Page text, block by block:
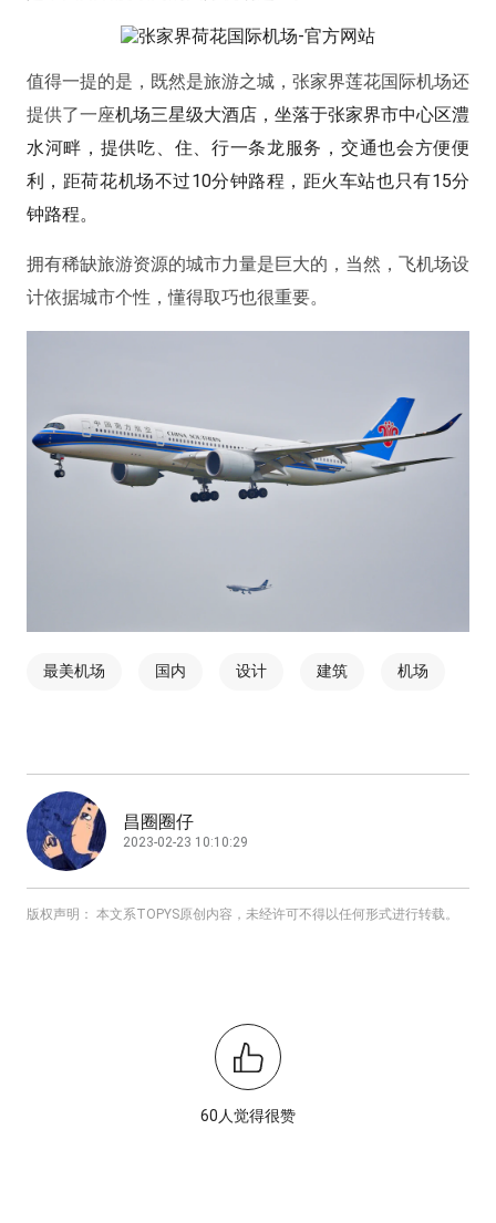
值得一提的是，既然是旅游之城，张家界莲花国际机场还
提供了一座机场三星级大酒店，坐落于张家界市中心区澧
水河畔，提供吃、住、行一条龙服务，交通也会方便便
利，距荷花机场不过10分钟路程，距火车站也只有15分
钟路程。
拥有稀缺旅游资源的城市力量是巨大的，当然，飞机场设
计依据城市个性，懂得取巧也很重要。
最美机场 国内 设计 建筑 机场
昌圈圈仔
2023-02-23 10:10:29
版权声明： 本文系TOPYS原创内容，未经许可不得以任何形式进行转载。
60人觉得很赞